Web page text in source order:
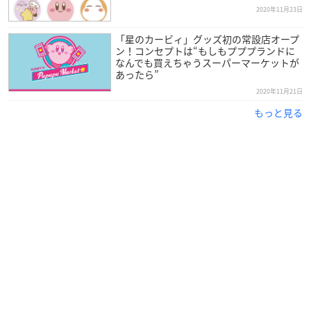
2020年11月23日
「星のカービィ」グッズ初の常設店オープ
ン！コンセプトは“もしもプププランドに
なんでも買えちゃうスーパーマーケットが
あったら”
2020年11月21日
もっと見る